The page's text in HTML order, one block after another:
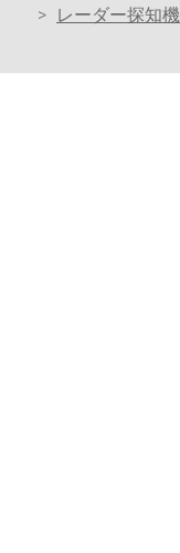
レーダー探知機